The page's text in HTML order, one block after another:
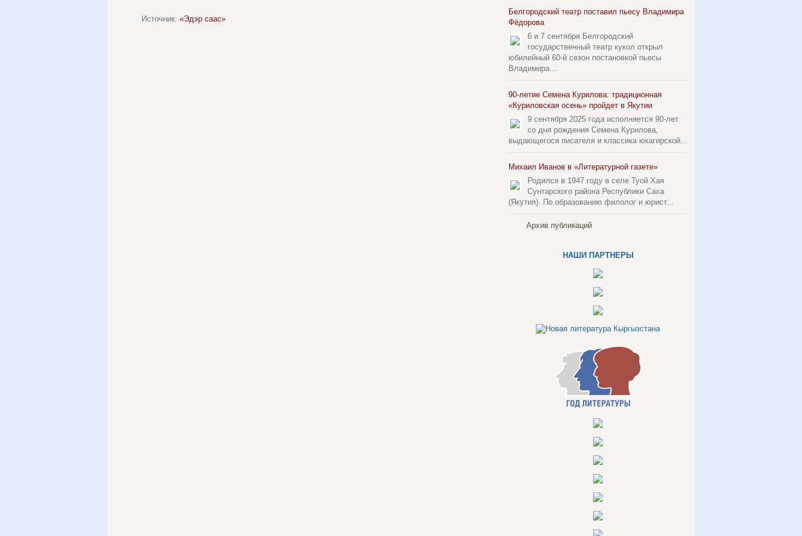
Источник: «Эдэр саас»
Белгородский театр поставил пьесу Владимира
Фёдорова
6 и 7 сентября Белгородский
государственный театр кукол открыл
юбилейный 60-й сезон постановкой пьесы
Владимира...
90-летие Семена Курилова: традиционная
«Куриловская осень» пройдет в Якутии
9 сентября 2025 года исполняется 90-лет
со дня рождения Семена Курилова,
выдающегося писателя и классика юкагирской...
Михаил Иванов в «Литературной газете»
Родился в 1947 году в селе Туой Хая
Сунтарского района Республики Саха
(Якутия). По образованию филолог и юрист...
Архив публикаций
НАШИ ПАРТНЕРЫ